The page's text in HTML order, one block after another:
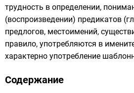
трудность в определении,
(воспроизведении) предикатов
предлогов, местоимений,
правило, употребляются в
характерно употребление
Содержание